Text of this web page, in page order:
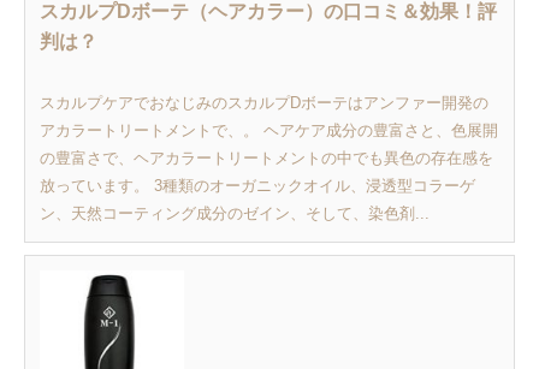
スカルプDボーテ（ヘアカラー）の口コミ＆効果！評
判は？
スカルプケアでおなじみのスカルプDボーテはアンファー開発の
アカラートリートメントで、。 ヘアケア成分の豊富さと、色展開
の豊富さで、ヘアカラートリートメントの中でも異色の存在感を
放っています。 3種類のオーガニックオイル、浸透型コラーゲ
ン、天然コーティング成分のゼイン、そして、染色剤...